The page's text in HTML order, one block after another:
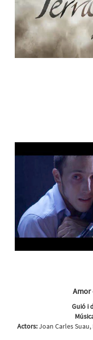
Amor
Guió i
Actors:Joan Carles